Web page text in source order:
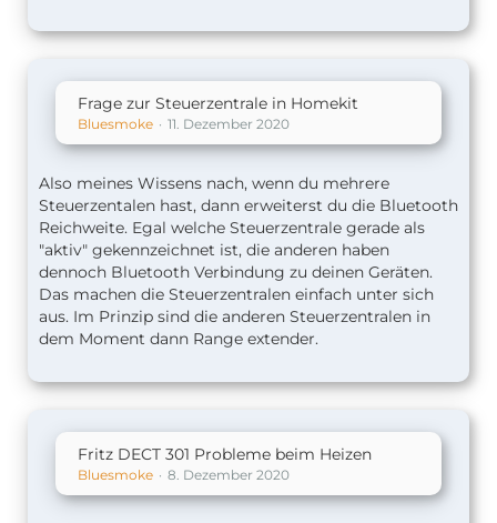
Frage zur Steuerzentrale in Homekit
Bluesmoke 11. Dezember 2020
Also meines Wissens nach, wenn du mehrere
Steuerzentalen hast, dann erweiterst du die Bluetooth
Reichweite. Egal welche Steuerzentrale gerade als
"aktiv" gekennzeichnet ist, die anderen haben
dennoch Bluetooth Verbindung zu deinen Geräten.
Das machen die Steuerzentralen einfach unter sich
aus. Im Prinzip sind die anderen Steuerzentralen in
dem Moment dann Range extender.
Fritz DECT 301 Probleme beim Heizen
Bluesmoke 8. Dezember 2020